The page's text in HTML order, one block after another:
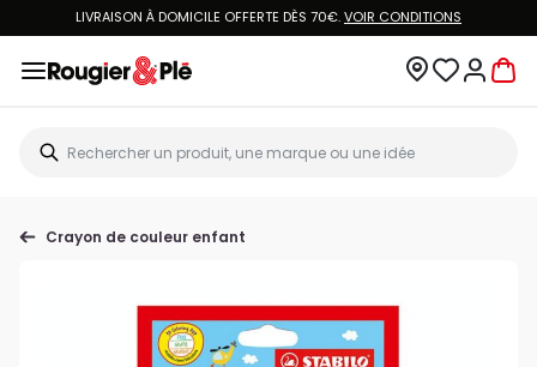
LIVRAISON À DOMICILE OFFERTE DÈS 70€.VOIR CONDITIONS
Crayon de couleur enfant